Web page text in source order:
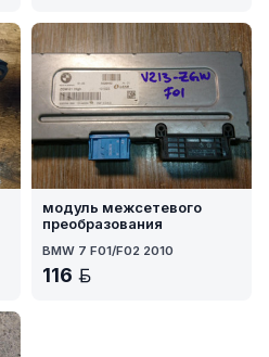
модуль межсетевого
преобразования
BMW 7 F01/F02 2010
116